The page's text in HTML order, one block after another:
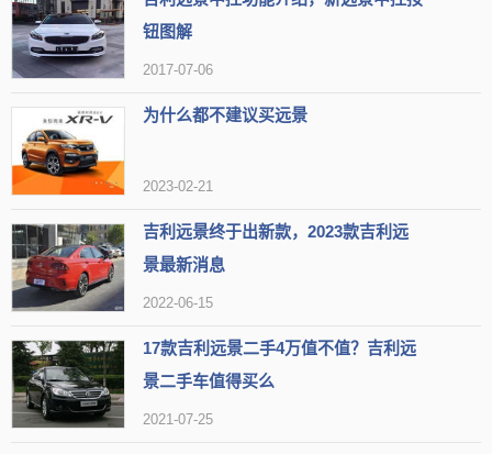
远景X1后备箱怎么开，远景X1后备箱开启按钮在哪
远景X1后备箱开锁可以
有心理准备。相比同级别对手，远景X1有一大优势，那就全系车型的
后排座椅都支持比例放倒，比较灵活。
钮图解
2017-07-06
为什么都不建议买远景
2023-02-21
吉利远景终于出新款，2023款吉利远
景最新消息
2022-06-15
17款吉利远景二手4万值不值？吉利远
景二手车值得买么
2021-07-25